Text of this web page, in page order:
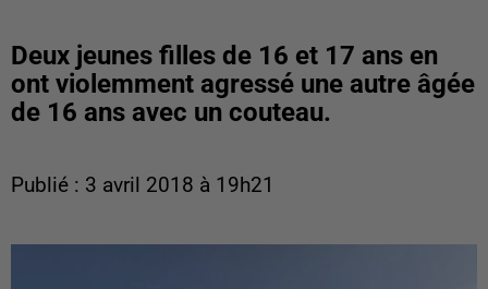
Deux jeunes filles de 16 et 17 ans en
ont violemment agressé une autre âgée
de 16 ans avec un couteau.
Publié : 3 avril 2018 à 19h21